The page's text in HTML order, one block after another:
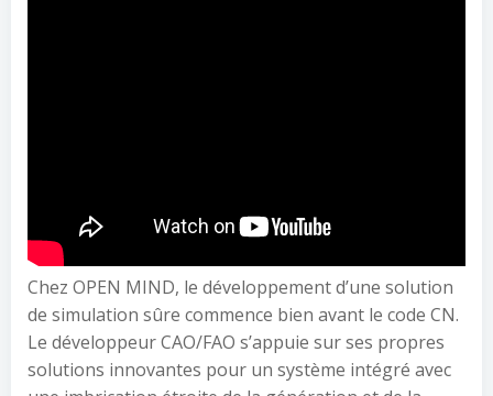
Chez OPEN MIND, le développement d’une solution
de simulation sûre commence bien avant le code CN.
Le développeur CAO/FAO s’appuie sur ses propres
solutions innovantes pour un système intégré avec